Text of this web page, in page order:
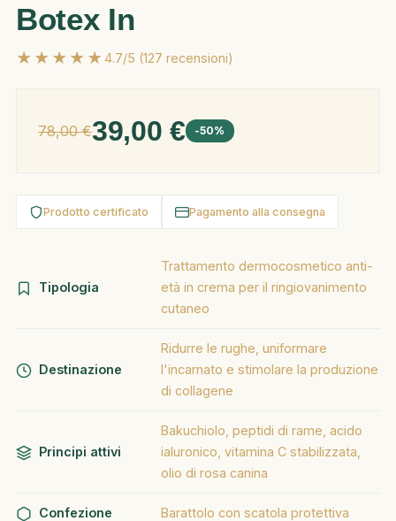
Botex In
★★★★★4.7/5 (127 recensioni)
78,00 €39,00 € -50%
Prodotto certificato Pagamento alla consegna
Tipologia
Trattamento dermocosmetico anti-
età in crema per il ringiovanimento
cutaneo
Destinazione
Ridurre le rughe, uniformare
l'incarnato e stimolare la produzione
di collagene
Principi attivi
Bakuchiolo, peptidi di rame, acido
ialuronico, vitamina C stabilizzata,
olio di rosa canina
Confezione Barattolo con scatola protettiva